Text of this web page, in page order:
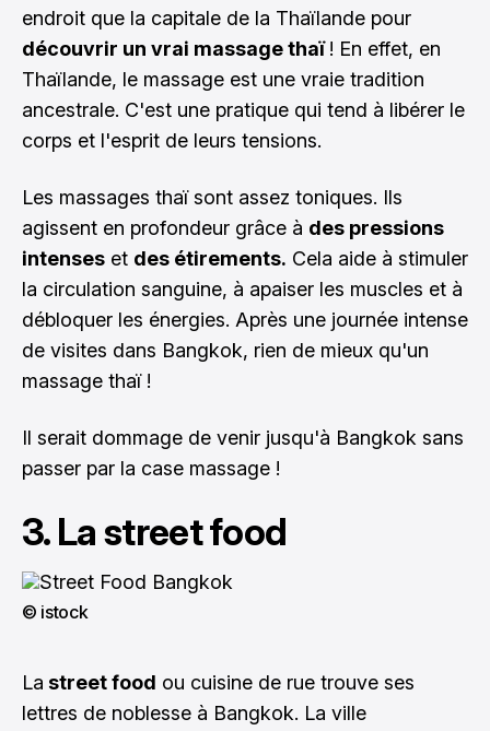
endroit que la capitale de la Thaïlande pour
découvrir un vrai massage thaï! En effet, en
Thaïlande, le massage est une vraie tradition
ancestrale. C'est une pratique qui tend à libérer le
corps et l'esprit de leurs tensions.
Les massages thaï sont assez toniques. Ils
agissent en profondeur grâce à des pressions
intenses et des étirements. Cela aide à stimuler
la circulation sanguine, à apaiser les muscles et à
débloquer les énergies. Après une journée intense
de visites dans Bangkok, rien de mieux qu'un
massage thaï !
Il serait dommage de venir jusqu'à Bangkok sans
passer par la case massage !
3. La street food
© istock
La street food ou cuisine de rue trouve ses
lettres de noblesse à Bangkok. La ville